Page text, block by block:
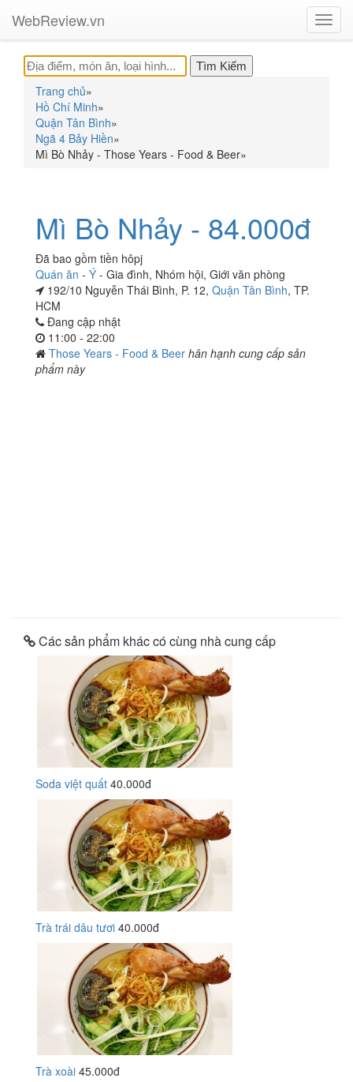
WebReview.vn
Trang chủ»
Hồ Chí Minh»
Quận Tân Bình»
Ngã 4 Bảy Hiền»
Mì Bò Nhảy - Those Years - Food & Beer»
Mì Bò Nhảy - 84.000đ
Đã bao gồm tiền hôpj
Quán ăn - Ý - Gia đình, Nhóm hội, Giới văn phòng
192/10 Nguyễn Thái Bình, P. 12, Quận Tân Bình, TP.
HCM
Đang cập nhật
11:00 - 22:00
Those Years - Food & Beer hân hạnh cung cấp sản
phẩm này
Các sản phẩm khác có cùng nhà cung cấp
Soda việt quất 40.000đ
Trà trái dâu tươi 40.000đ
Trà xoài 45.000đ